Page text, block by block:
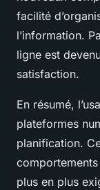
facilité
l’information.
ligne est
satisfaction.
En résumé,
plateformes
planification.
plus en plus